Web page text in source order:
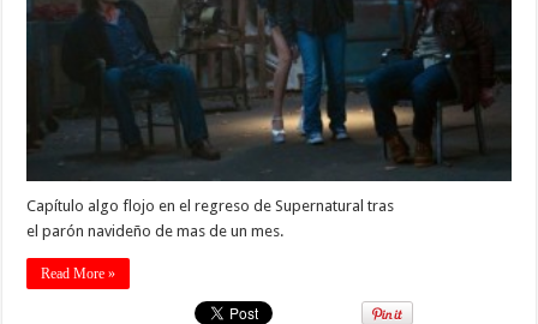
Capítulo algo flojo en el regreso de Supernatural tras
el parón navideño de mas de un mes.
Read More »